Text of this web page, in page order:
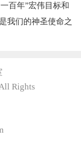
百年”宏伟目标和
我们的神圣使命之
Rights